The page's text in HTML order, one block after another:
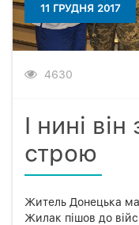
11 ГРУДНЯ 2017
4630
І нині
строю
Житель Донецька
Жилак пішов до